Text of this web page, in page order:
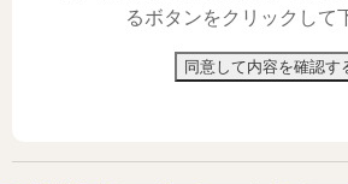
るボタンをクリックして
同意して内容を確認す